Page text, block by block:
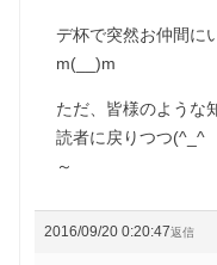
デ杯で突然お仲間に
m(__)m
ただ、皆様のような
読者に戻りつつ(^_^
～
2016/09/20 0:20:47返信